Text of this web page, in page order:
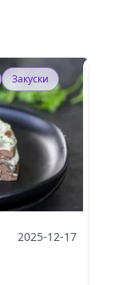
Закуски
2025-12-17